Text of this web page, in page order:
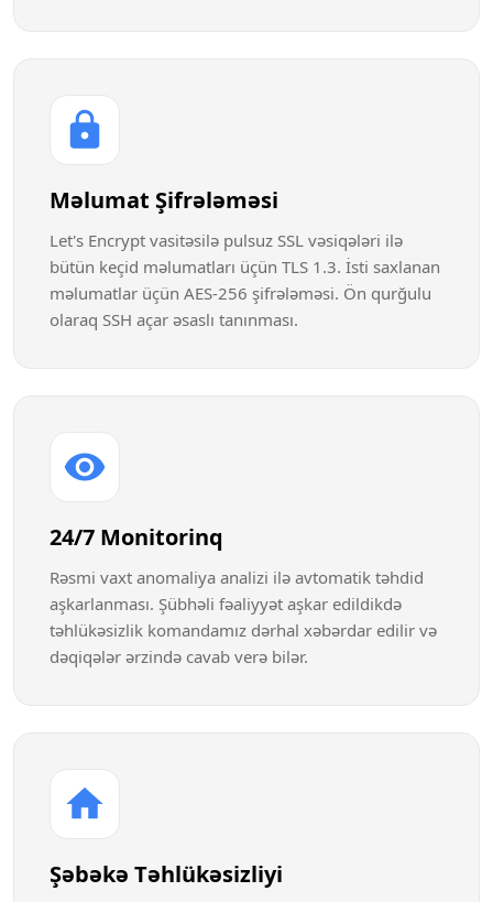
Məlumat Şifrələməsi
Let's Encrypt vasitəsilə pulsuz SSL vəsiqələri ilə
bütün keçid məlumatları üçün TLS 1.3. İsti saxlanan
məlumatlar üçün AES-256 şifrələməsi. Ön qurğulu
olaraq SSH açar əsaslı tanınması.
24/7 Monitorinq
Rəsmi vaxt anomaliya analizi ilə avtomatik təhdid
aşkarlanması. Şübhəli fəaliyyət aşkar edildikdə
təhlükəsizlik komandamız dərhal xəbərdar edilir və
dəqiqələr ərzində cavab verə bilər.
Şəbəkə Təhlükəsizliyi